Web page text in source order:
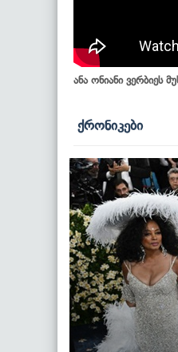
ანა ონიანი ვერბიეს
ქრონიკები